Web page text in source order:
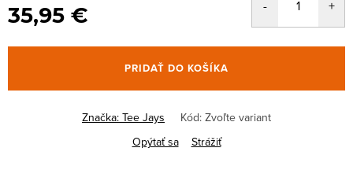
35,95 €
PRIDAŤ DO KOŠÍKA
Značka: Tee Jays Kód: Zvoľte variant
Opýtať sa
Strážiť